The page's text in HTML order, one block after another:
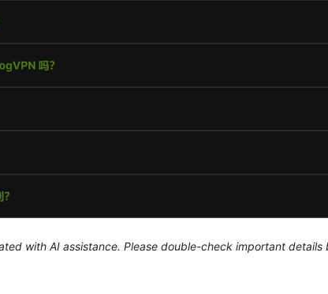
with AI assistance. Please double-check important details